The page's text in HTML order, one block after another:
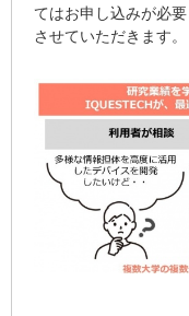
てはお申し込みが必
させていただきます。